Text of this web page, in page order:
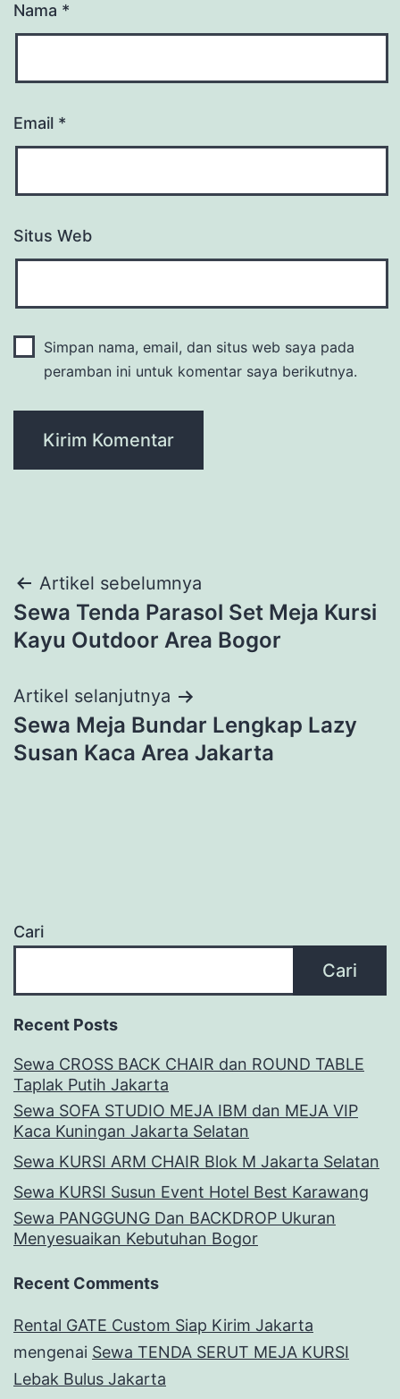
Nama *
Email *
Situs Web
Simpan nama, email, dan situs web saya pada
peramban ini untuk komentar saya berikutnya.
Navigasi
pos
Artikel sebelumnya
Sewa Tenda Parasol Set Meja Kursi
Kayu Outdoor Area Bogor
Artikel selanjutnya
Sewa Meja Bundar Lengkap Lazy
Susan Kaca Area Jakarta
Cari
Cari
Recent Posts
Sewa CROSS BACK CHAIR dan ROUND TABLE
Taplak Putih Jakarta
Sewa SOFA STUDIO MEJA IBM dan MEJA VIP
Kaca Kuningan Jakarta Selatan
Sewa KURSI ARM CHAIR Blok M Jakarta Selatan
Sewa KURSI Susun Event Hotel Best Karawang
Sewa PANGGUNG Dan BACKDROP Ukuran
Menyesuaikan Kebutuhan Bogor
Recent Comments
Rental GATE Custom Siap Kirim Jakarta
mengenai Sewa TENDA SERUT MEJA KURSI
Lebak Bulus Jakarta